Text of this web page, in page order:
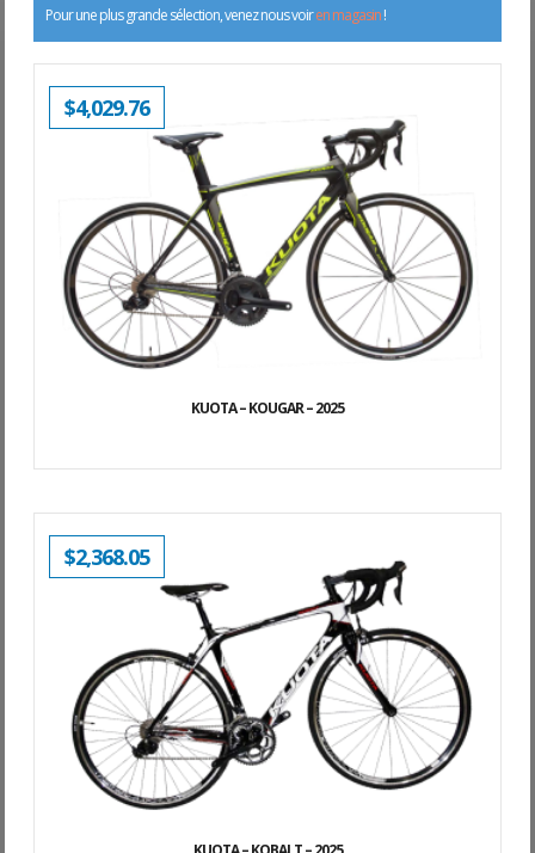
Pour une plus grande sélection, venez nous voiren magasin!
KUOTA – KOUGAR – 2025
$4,029.76
$2,368.05